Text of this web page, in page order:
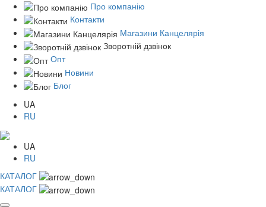
Про компанію
Контакти
Магазини Канцелярія
Зворотній дзвінок
Опт
Новини
Блог
UA
RU
UA
RU
КАТАЛОГ
КАТАЛОГ